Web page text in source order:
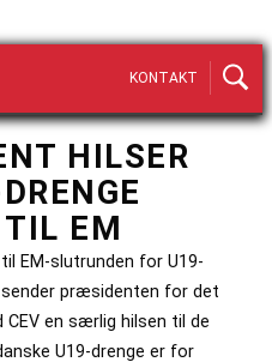
KONTAKT
HILSER
EM
EM-slutrunden for U19-
sender præsidenten for det
en særlig hilsen til de
U19-drenge er for